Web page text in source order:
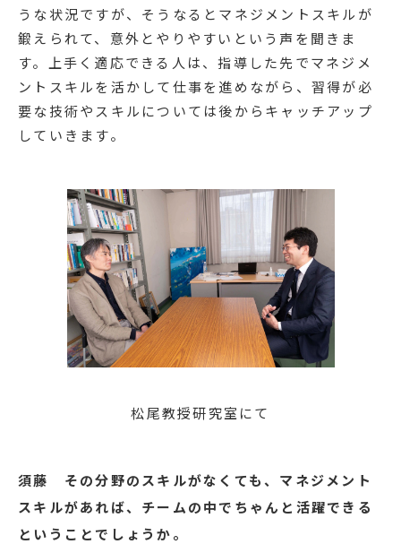
うな状況ですが、そうなるとマネジメントスキルが
鍛えられて、意外とやりやすいという声を聞きま
す。上手く適応できる人は、指導した先でマネジメ
ントスキルを活かして仕事を進めながら、習得が必
要な技術やスキルについては後からキャッチアップ
していきます。
松尾教授研究室にて
須藤
その分野のスキルがなくても、マネジメント
スキルがあれば、チームの中でちゃんと活躍できる
ということでしょうか。